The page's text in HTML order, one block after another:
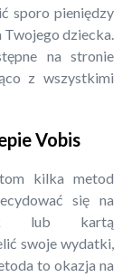
sporo pieniędzy
Twojego dziecka.
na stronie
z wszystkimi
Vobis
kilka metod
się na
lub kartą
swoje wydatki,
to okazja na